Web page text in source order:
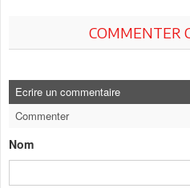
COMMENTER
Ecrire un commentaire
Commenter
Nom